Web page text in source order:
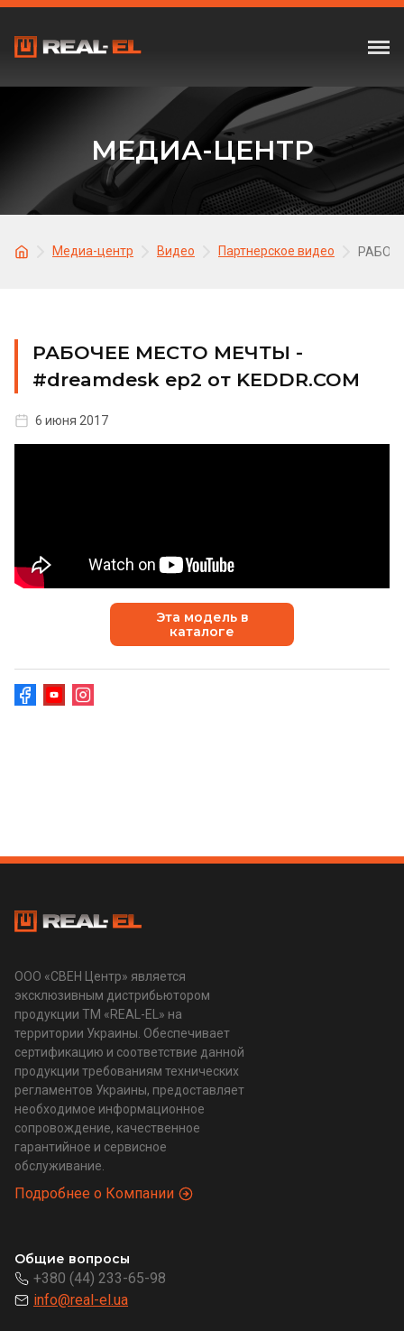
МЕДИА-ЦЕНТР
Медиа-центр Видео Партнерское видео
РАБОЧЕЕ МЕСТО МЕЧТЫ -
#dreamdesk ep2 от KEDDR.COM
6 июня 2017
Эта модель в
каталоге
ООО «СВЕН Центр» является
эксклюзивным дистрибьютором
продукции ТМ «REAL-EL» на
территории Украины. Обеспечивает
сертификацию и соответствие данной
продукции требованиям технических
регламентов Украины, предоставляет
необходимое информационное
сопровождение, качественное
гарантийное и сервисное
обслуживание.
Подробнее о Компании
Общие вопросы
+380 (44) 233-65-98
info@real-el.ua